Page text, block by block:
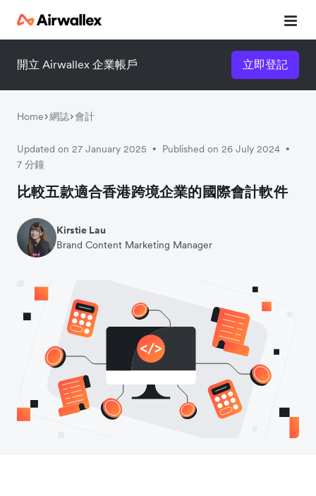
開立 Airwallex 企業帳戶 立即登記
Home 網誌 會計
Updated on 27 January 2025 • Published on 26 July 2024 •
7 分鐘
比較五款適合香港跨境企業的國際會計軟件
Kirstie Lau
Brand Content Marketing Manager
立即觀看 3 分鐘體驗短片
請填寫資料以觀體驗短片：